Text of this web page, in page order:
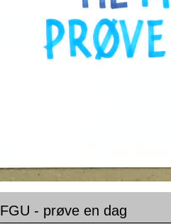
FGU - prøve en dag